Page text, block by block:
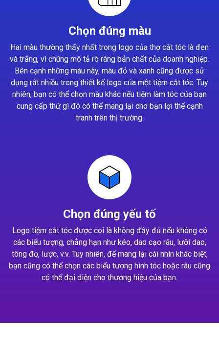
Chọn đúng màu
Hai màu thường thấy nhất trong logo của thợ cắt tóc là đen
và trắng, vì chúng mô tả rõ ràng bản chất của doanh nghiệp.
Bên cạnh những màu này, màu đỏ và xanh cũng được sử
dụng rất nhiều trong thiết kế logo của một tiệm cắt tóc. Tuy
nhiên, bạn có thể chọn màu khác nếu tiệm làm tóc của bạn
cung cấp thứ gì đó có thể mang lại cho bạn lợi thế cạnh
tranh trên thị trường.
Chọn đúng yếu tố
Logo tiệm cắt tóc được coi là không đầy đủ nếu không có
các biểu tượng, chẳng hạn như kéo, dao cạo râu, lưỡi dao,
tông đơ, lược, v.v. Tuy nhiên, để mang lại cái nhìn khác biệt,
bạn cũng có thể chọn các biểu tượng hình tóc hoặc râu cũng
có thể đại diện cho thương hiệu của bạn.